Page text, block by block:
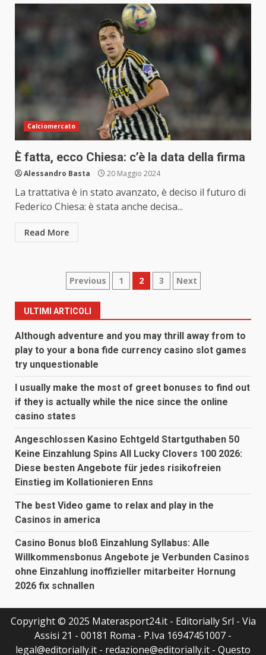
Calciomercato
È fatta, ecco Chiesa: c’è la data della firma
Alessandro Basta 20 Maggio 2024
La trattativa è in stato avanzato, è deciso il futuro di
Federico Chiesa: è stata anche decisa...
Read More
Paginazione
degli
articoli
Previous 1 2 3 Next
ULTIMI ARTICOLI
Although adventure and you may thrill away from to
play to your a bona fide currency casino slot games
try unquestionable
I usually make the most of greet bonuses to find out
if they is actually while the nice since the online
casino states
Angeschlossen Kasino Echtgeld Startguthaben 50
Keine Einzahlung Spins All Lucky Clovers 100 2026:
Diese besten Angebote für jedes risikofreien
Einstieg im Kollationieren Enns
The best Video game to relax and play in the
Casinos in america
Casino Bonus bloß Einzahlung Syllabus: Alle
Willkommensbonus Angebote je Verbunden Casinos
ohne Einzahlung inoffizieller mitarbeiter Hornung
2026 fix schnallen
Copyright © 2025 Materasport24.it - Editorially Srl - Via
Assisi 21 - 00181 Roma - P.Iva 16947451007 -
legal@editorially.it - redazione@editorially.it - Questo